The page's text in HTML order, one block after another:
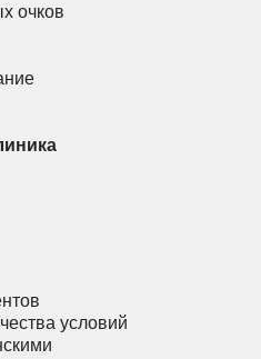
очков
условий